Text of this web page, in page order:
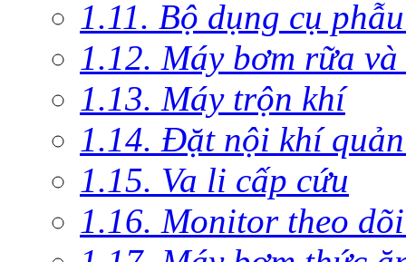
1.11. Bộ dụng cụ
1.12. Máy bơm rữa
1.13. Máy trộn khí
1.14. Đặt nội khí
1.15. Va li cấp cứu
1.16. Monitor theo